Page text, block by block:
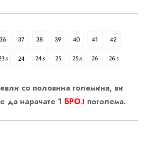
со половина големина, ви
да нарачате 1 БРОЈ поголема.